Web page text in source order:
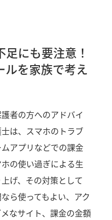
にも要注意！
ルを家族で考え
者の方へのアドバイ
は、スマホのトラブ
アプリなどでの課金
の使い過ぎによる生
げ、その対策として
ら使ってもよい、アク
なサイト、課金の金額